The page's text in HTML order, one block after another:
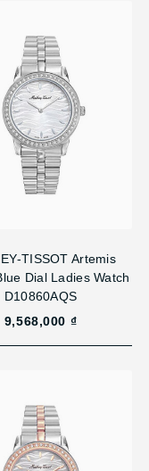
TISSOT Artemis
Dial Ladies Watch
D10860AQS
9,568,000 ₫